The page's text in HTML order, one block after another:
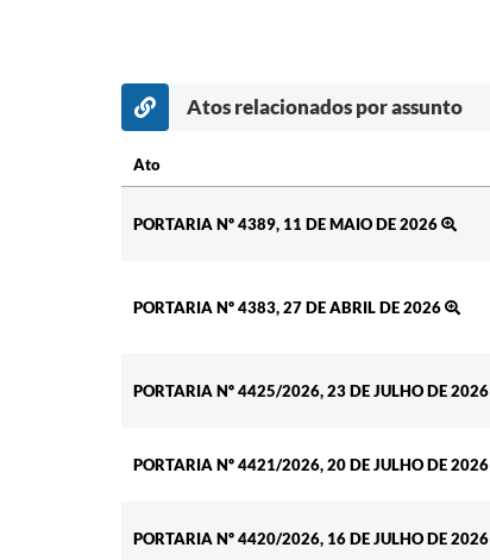
Atos relacionados por assunto
Ato
PORTARIA Nº 4389, 11 DE MAIO DE 2026
PORTARIA Nº 4383, 27 DE ABRIL DE 2026
PORTARIA Nº 4425/2026, 23 DE JULHO DE 2026
PORTARIA Nº 4421/2026, 20 DE JULHO DE 2026
PORTARIA Nº 4420/2026, 16 DE JULHO DE 2026